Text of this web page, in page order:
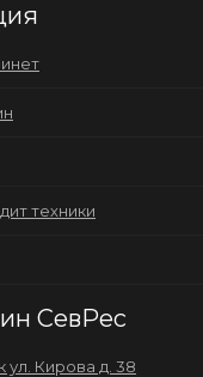
техники
СевРес
ул. Кирова д. 38